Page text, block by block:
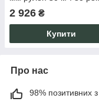
міцність, не іржавіє.
2 926 ₴
Купити
Про нас
98% позитивних з